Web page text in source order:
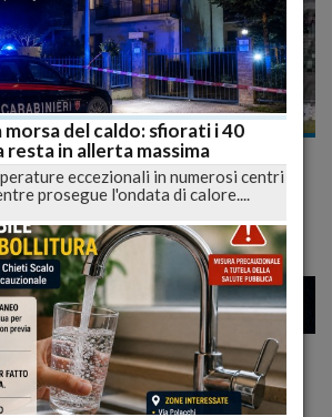
il terzo posto potrebbe
L'Aquila 3-1
26 34
(AQ) 12 Aprile 2015 15:04
del caldo: sfiorati i 40
resta in allerta massima
eccezionali in numerosi centri
prosegue l'ondata di calore....